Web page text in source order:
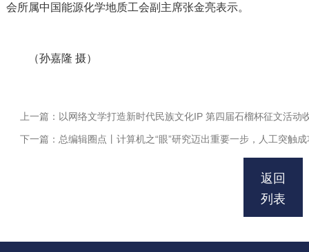
会所属中国能源化学地质工会副主席张金亮表示。
（孙嘉隆 摄）
上一篇：以网络文学打造新时代民族文化IP 第四届石榴杯征文活动
下一篇：总编辑圈点丨计算机之“眼”研究迈出重要一步，人工突触
返回
列表